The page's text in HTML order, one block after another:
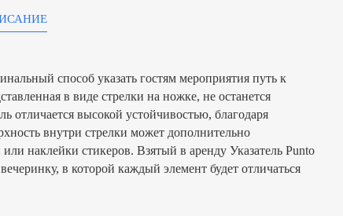
способ указать гостям мероприятия путь к
в виде стрелки на ножке, не останется
отличается высокой устойчивостью, благодаря
внутри стрелки может дополнительно
наклейки стикеров. Взятый в аренду Указатель Punto
в которой каждый элемент будет отличаться